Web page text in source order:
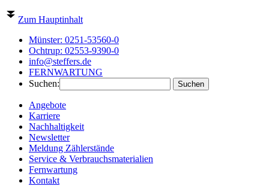
Zum Hauptinhalt
Münster: 0251-53560-0
Ochtrup: 02553-9390-0
info@steffers.de
FERNWARTUNG
Suchen:
Angebote
Karriere
Nachhaltigkeit
Newsletter
Meldung Zählerstände
Service & Verbrauchsmaterialien
Fernwartung
Kontakt